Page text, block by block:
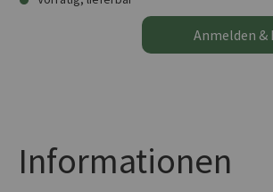
Anmelden &
Informationen